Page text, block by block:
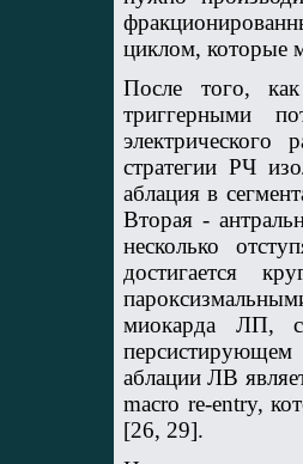
циклом, которые
После того,
триггерными
стратегии РЧ
аблация в
Вторая -
несколько
достигается
миокарда ЛП, с
аблации ЛВ
macro re-entry,
[26, 29].